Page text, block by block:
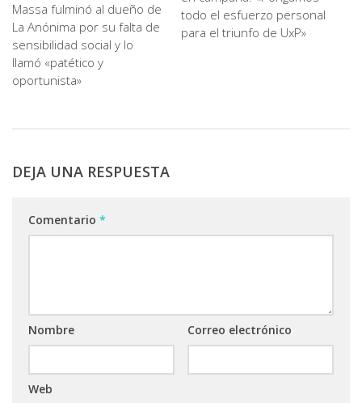
Massa fulminó al dueño de
La Anónima por su falta de
sensibilidad social y lo
llamó «patético y
oportunista»
todo el esfuerzo personal
para el triunfo de UxP»
DEJA UNA RESPUESTA
Comentario *
Nombre Correo electrónico
Web